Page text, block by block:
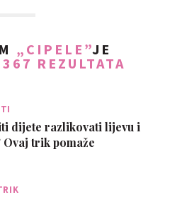
„CIPELE”JE
367 REZULTATA
dijete razlikovati lijevu i
Ovaj trik pomaže